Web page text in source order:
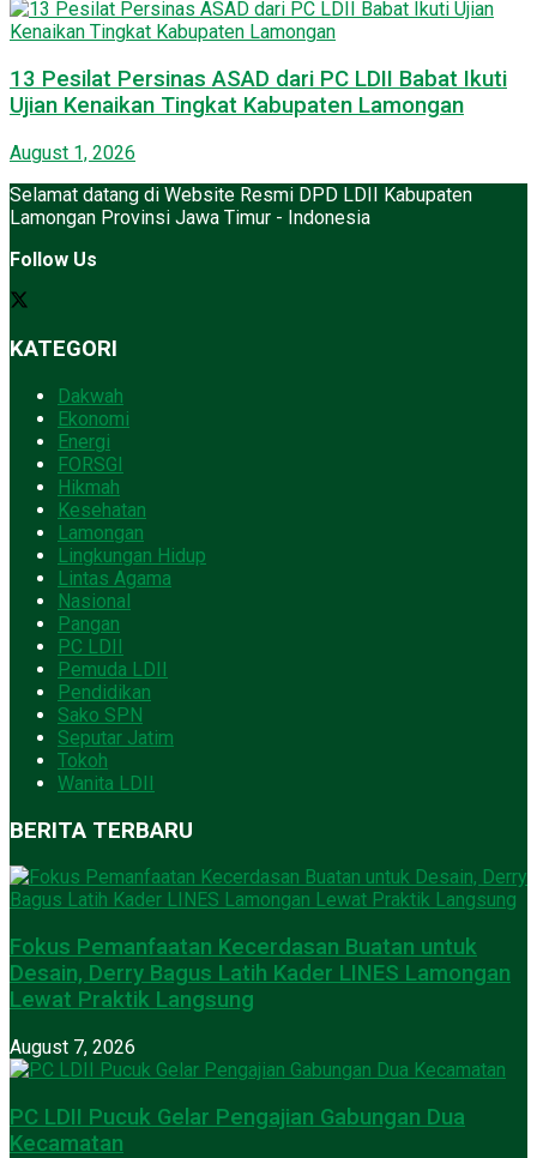
13 Pesilat Persinas ASAD dari PC LDII Babat Ikuti
Ujian Kenaikan Tingkat Kabupaten Lamongan
August 1, 2026
Selamat datang di Website Resmi DPD LDII Kabupaten
Lamongan Provinsi Jawa Timur - Indonesia
Follow Us
KATEGORI
Dakwah
Ekonomi
Energi
FORSGI
Hikmah
Kesehatan
Lamongan
Lingkungan Hidup
Lintas Agama
Nasional
Pangan
PC LDII
Pemuda LDII
Pendidikan
Sako SPN
Seputar Jatim
Tokoh
Wanita LDII
BERITA TERBARU
Fokus Pemanfaatan Kecerdasan Buatan untuk
Desain, Derry Bagus Latih Kader LINES Lamongan
Lewat Praktik Langsung
August 7, 2026
PC LDII Pucuk Gelar Pengajian Gabungan Dua
Kecamatan